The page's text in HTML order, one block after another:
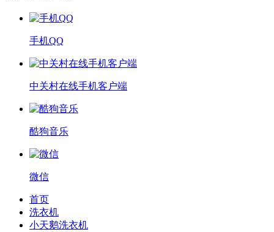
手机QQ
中关村在线手机客户端
酷狗音乐
微信
首页
洗衣机
小天鹅洗衣机